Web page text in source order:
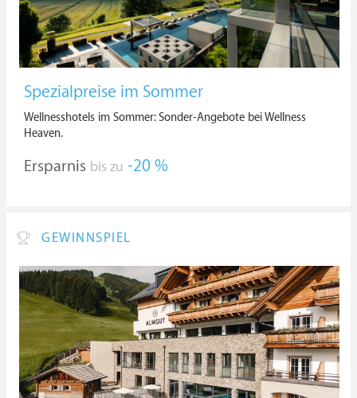
Spezialpreise im Sommer
Wellnesshotels im Sommer: Sonder-Angebote bei Wellness
Heaven.
Ersparnis bis zu -20 %
GEWINNSPIEL